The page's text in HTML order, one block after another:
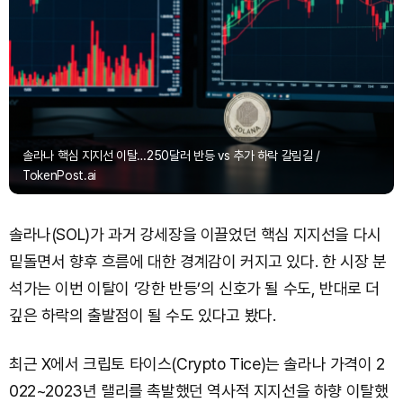
솔라나 핵심 지지선 이탈…250달러 반등 vs 추가 하락 갈림길 /
TokenPost.ai
솔라나(SOL)가 과거 강세장을 이끌었던 핵심 지지선을 다시
밑돌면서 향후 흐름에 대한 경계감이 커지고 있다. 한 시장 분
석가는 이번 이탈이 ‘강한 반등’의 신호가 될 수도, 반대로 더
깊은 하락의 출발점이 될 수도 있다고 봤다.
최근 X에서 크립토 타이스(Crypto Tice)는 솔라나 가격이 2
022~2023년 랠리를 촉발했던 역사적 지지선을 하향 이탈했